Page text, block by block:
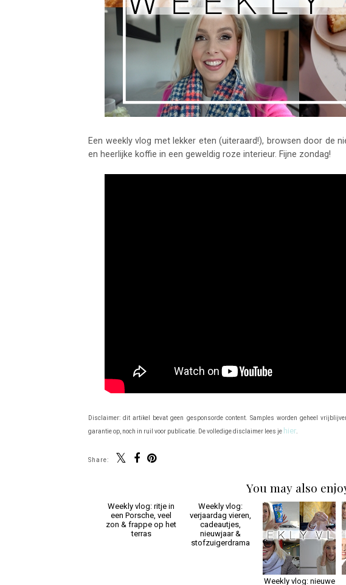
Een weekly vlog met lekker eten (uiteraard!), browsen door de
en heerlijke koffie in een geweldig roze interieur. Fijne zondag!
Disclaimer: dit artikel bevat geen gesponsorde content. Samples worden geheel
garantie op, noch in ruil voor publicatie. De volledige disclaimer lees je hier
Share:
You may also
Weekly vlog: ritje in
een Porsche, veel
zon & frappe op het
terras
Weekly vlog:
verjaardag vieren,
cadeautjes,
nieuwjaar &
stofzuigerdrama
Weekly vlog: nieuwe